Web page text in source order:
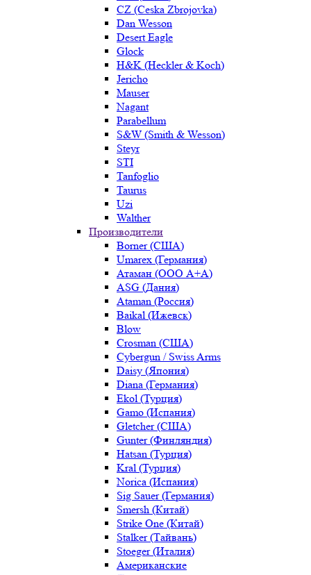
CZ (Ceska Zbrojovka)
Dan Wesson
Desert Eagle
Glock
H&K (Heckler & Koch)
Jericho
Mauser
Nagant
Parabellum
S&W (Smith & Wesson)
Steyr
STI
Tanfoglio
Taurus
Uzi
Walther
Производители
Borner (США)
Umarex (Германия)
Атаман (ООО А+А)
ASG (Дания)
Ataman (Россия)
Baikal (Ижевск)
Blow
Crosman (США)
Cybergun / Swiss Arms
Daisy (Япония)
Diana (Германия)
Ekol (Турция)
Gamo (Испания)
Gletcher (США)
Gunter (Финляндия)
Hatsan (Турция)
Kral (Турция)
Norica (Испания)
Sig Sauer (Германия)
Smersh (Китай)
Strike One (Китай)
Stalker (Тайвань)
Stoeger (Италия)
Американские